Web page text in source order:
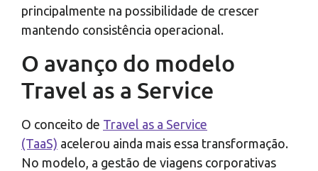
principalmente na possibilidade de crescer
mantendo consistência operacional.
O avanço do modelo
Travel as a Service
O conceito de Travel as a Service
(TaaS) acelerou ainda mais essa transformação.
No modelo, a gestão de viagens corporativas